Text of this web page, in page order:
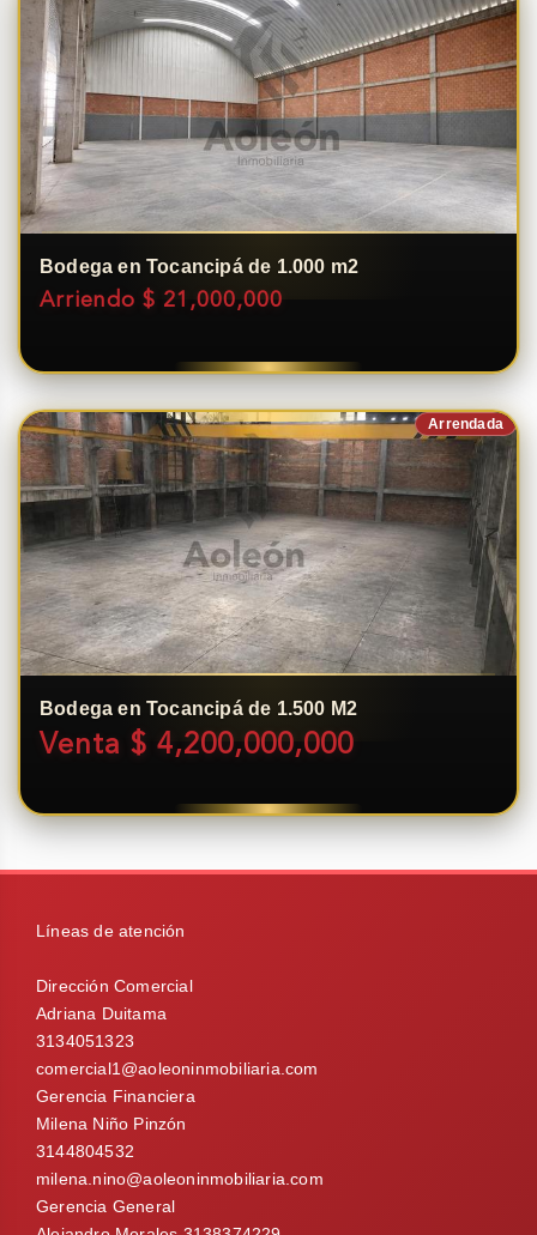
Bodega en Tocancipá de 1.000 m2
Arriendo $ 21,000,000
Arrendada
Bodega en Tocancipá de 1.500 M2
Venta $ 4,200,000,000
Líneas de atención
Dirección Comercial
Adriana Duitama
3134051323
comercial1@aoleoninmobiliaria.com
Gerencia Financiera
Milena Niño Pinzón
3144804532
milena.nino@aoleoninmobiliaria.com
Gerencia General